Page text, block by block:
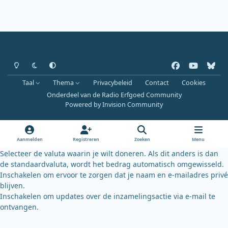
Heldere modus
Donkere modus
Systeemvoorkeur
a
c
e
o
o
u
b
b
l
u
k
y
Taal Thema Privacybeleid Contact
Cookies
Onderdeel van de Radio Erfgoed Community
Powered byInvision Community
Aanmelden Registreren Zoeken Menu
Selecteer de valuta waarin je wilt doneren. Als dit anders is dan
de standaardvaluta, wordt het bedrag automatisch omgewisseld.
Inschakelen om ervoor te zorgen dat je naam en e-mailadres privé
blijven.
Inschakelen om updates over de inzamelingsactie via e-mail te
ontvangen.